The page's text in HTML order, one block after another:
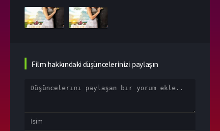
Film hakkındaki düşüncelerinizi paylaşın